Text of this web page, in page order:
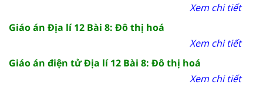
Xem chi tiết
Giáo án Địa lí 12 Bài 8: Đô thị hoá
Xem chi tiết
Giáo án điện tử Địa lí 12 Bài 8: Đô thị hoá
Xem chi tiết